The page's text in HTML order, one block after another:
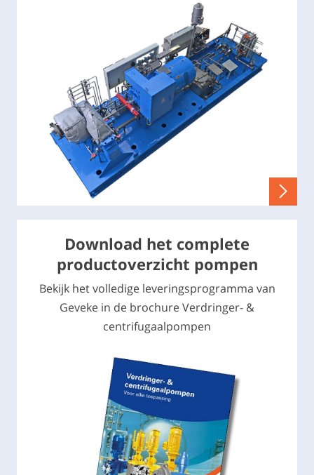
Download het complete
productoverzicht pompen
Bekijk het volledige leveringsprogramma van
Geveke in de brochure Verdringer- &
centrifugaalpompen